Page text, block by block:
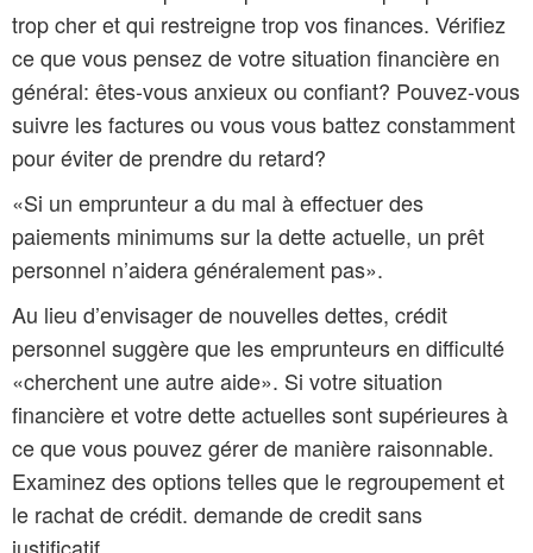
trop cher et qui restreigne trop vos finances. Vérifiez
ce que vous pensez de votre situation financière en
général: êtes-vous anxieux ou confiant? Pouvez-vous
suivre les factures ou vous vous battez constamment
pour éviter de prendre du retard?
«Si un emprunteur a du mal à effectuer des
paiements minimums sur la dette actuelle, un prêt
personnel n’aidera généralement pas».
Au lieu d’envisager de nouvelles dettes, crédit
personnel suggère que les emprunteurs en difficulté
«cherchent une autre aide». Si votre situation
financière et votre dette actuelles sont supérieures à
ce que vous pouvez gérer de manière raisonnable.
Examinez des options telles que le regroupement et
le rachat de crédit. demande de credit sans
justificatif.